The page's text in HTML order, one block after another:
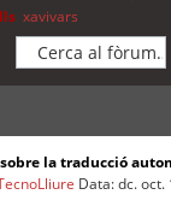
xavivars
la traducció
Data: dc. oct.